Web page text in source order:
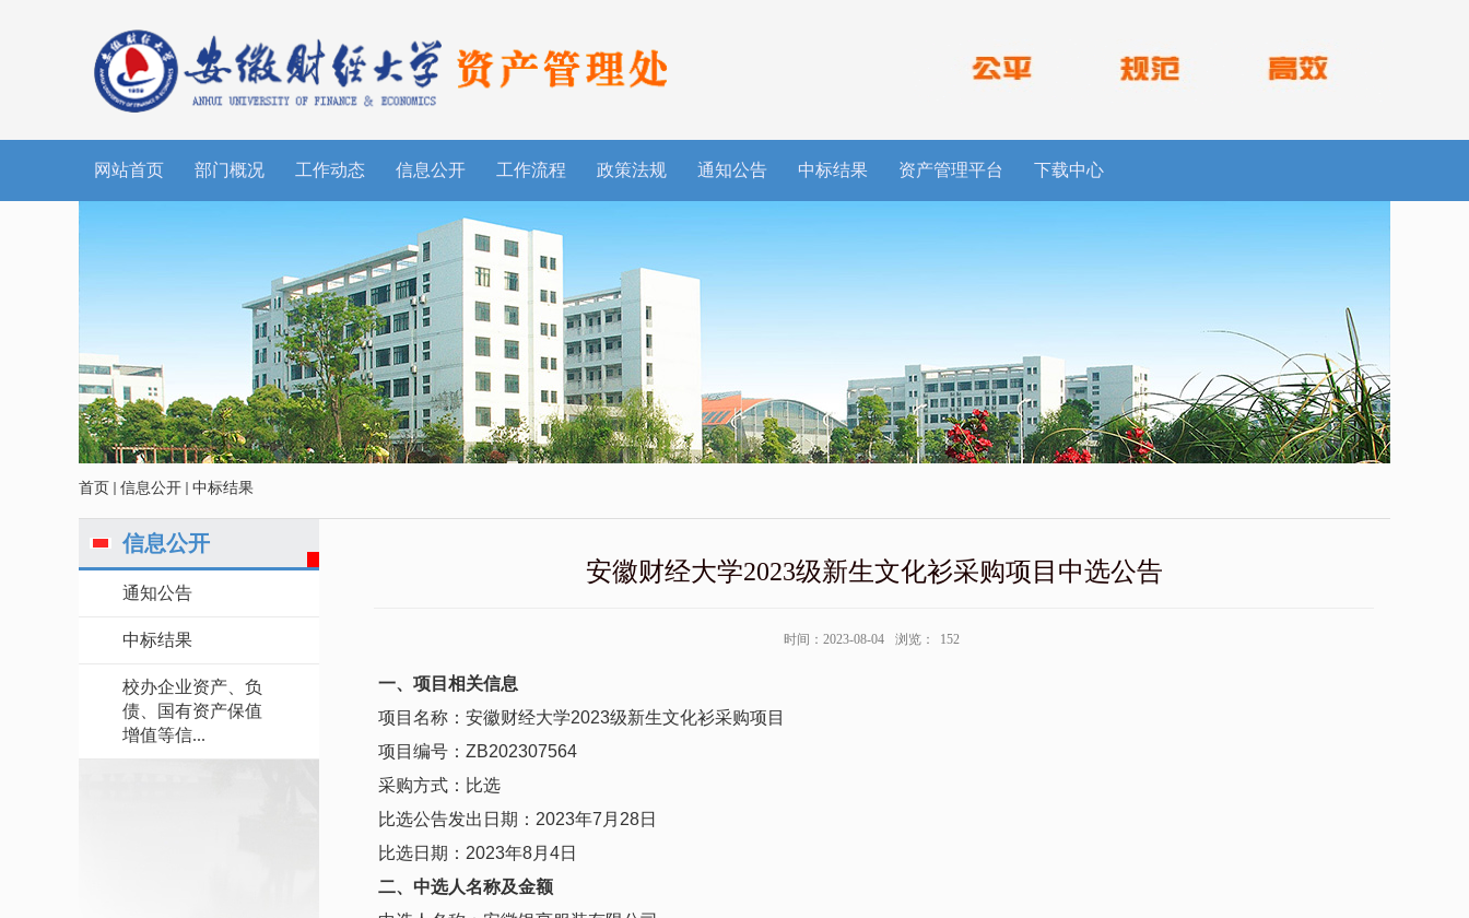
网站首页 部门概况 工作动态 信息公开 工作流程 政策法规 通知公告 中标结果 资产管理平台 下载中心
首页 信息公开 中标结果
信息公开
通知公告
中标结果
校办企业资产、负
债、国有资产保值
增值等信...
安徽财经大学2023级新生文化衫采购项目中选公告
时间：2023-08-04 浏览： 152
一、项目相关信息
项目名称： 安徽财经大学2023级新生文化衫采购项目
项目编号： ZB202307564
采购方式： 比选
比选公告发出日期： 2023年7 月 28日
比选日期： 2023年8月 4日
二、 中选人名称及金额